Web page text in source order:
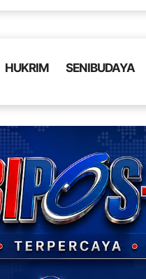
HUKRIM SENIBUDAYA